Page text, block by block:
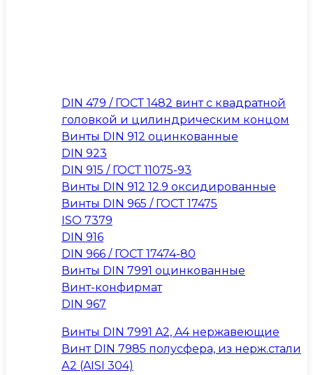
DIN 479 / ГОСТ 1482 винт с квадратной
головкой и цилиндрическим концом
Винты DIN 912 оцинкованные
DIN 923
DIN 915 / ГОСТ 11075-93
Винты DIN 912 12.9 оксидированные
Винты DIN 965 / ГОСТ 17475
ISO 7379
DIN 916
DIN 966 / ГОСТ 17474-80
Винты DIN 7991 оцинкованные
Винт-конфирмат
DIN 967
Винты DIN 7991 A2, A4 нержавеющие
Винт DIN 7985 полусфера, из нерж.стали
А2 (AISI 304)